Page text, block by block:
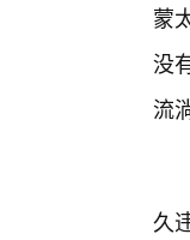
蒙
没
流
久